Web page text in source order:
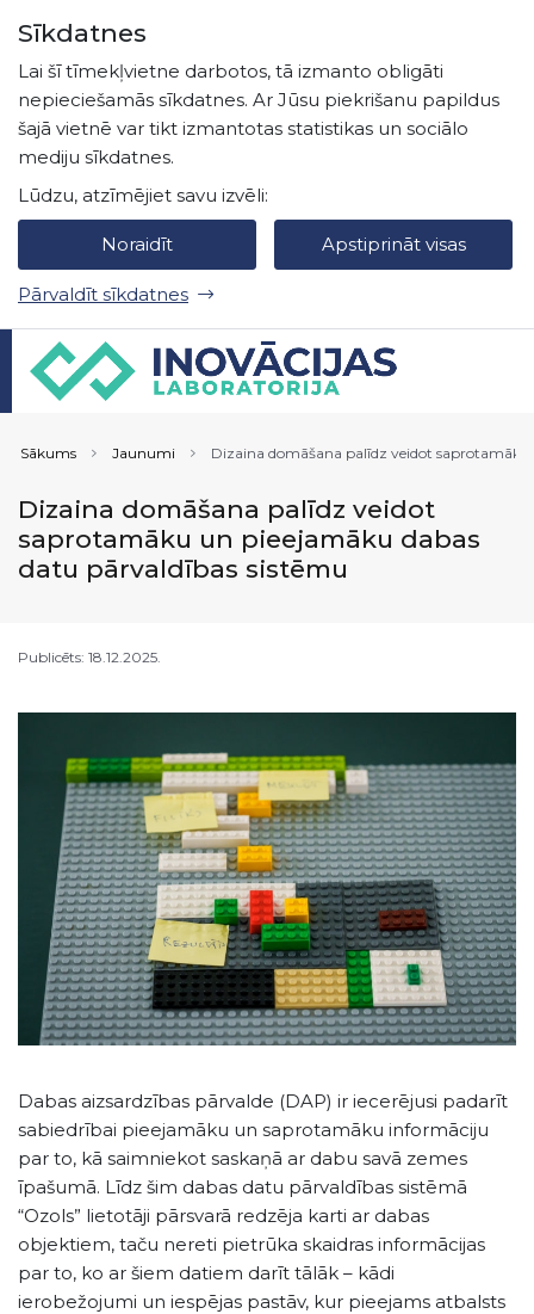
Sīkdatnes
Lai šī tīmekļvietne darbotos, tā izmanto obligāti
nepieciešamās sīkdatnes. Ar Jūsu piekrišanu papildus
šajā vietnē var tikt izmantotas statistikas un sociālo
mediju sīkdatnes.
Lūdzu, atzīmējiet savu izvēli:
Noraidīt Apstiprināt visas
Pārvaldīt sīkdatnes
Sākums Jaunumi Dizaina domāšana palīdz veidot
Dizaina domāšana palīdz veidot
saprotamāku un pieejamāku dabas
datu pārvaldības sistēmu
Publicēts: 18.12.2025.
Dabas aizsardzības pārvalde (DAP) ir iecerējusi padarīt
sabiedrībai pieejamāku un saprotamāku informāciju
par to, kā saimniekot saskaņā ar dabu savā zemes
īpašumā. Līdz šim dabas datu pārvaldības sistēmā
“Ozols” lietotāji pārsvarā redzēja karti ar dabas
objektiem, taču nereti pietrūka skaidras informācijas
par to, ko ar šiem datiem darīt tālāk – kādi
ierobežojumi un iespējas pastāv, kur pieejams atbalsts